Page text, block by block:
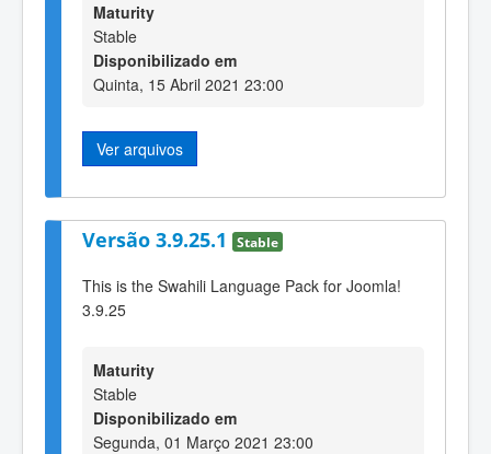
Maturity
Stable
Disponibilizado em
Quinta, 15 Abril 2021 23:00
Ver arquivos
Versão 3.9.25.1 Stable
This is the Swahili Language Pack for Joomla!
3.9.25
Maturity
Stable
Disponibilizado em
Segunda, 01 Março 2021 23:00